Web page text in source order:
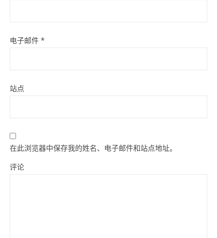
电子邮件 *
站点
在此浏览器中保存我的姓名、电子邮件和站点地址。
评论